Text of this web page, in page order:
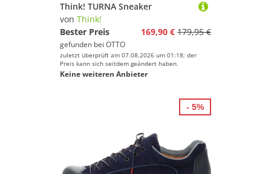
Think! TURNA Sneaker
von Think!
Bester Preis
169,90 € 179,95 €
gefunden bei OTTO
zuletzt überprüft am 07.08.2026 um 01:18; der
Preis kann sich seitdem geändert haben.
Keine weiteren Anbieter
- 5%